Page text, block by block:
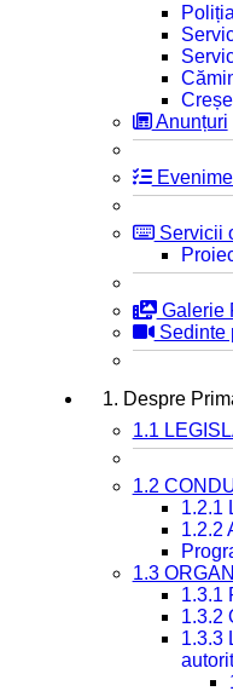
Anunțuri
Servicii
Galerie
Sedinte
1. Despre
1.1
1.2
1.2.1
1.2.2
1.3
1.3.1
1.3.2
1.3.3